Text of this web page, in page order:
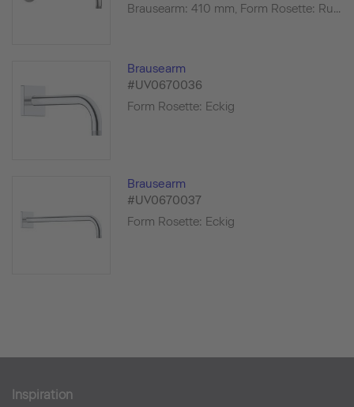
Brausearm: 410 mm, Form Rosette: Ru...
Brausearm
#UV0670036
Form Rosette: Eckig
Brausearm
#UV0670037
Form Rosette: Eckig
Inspiration